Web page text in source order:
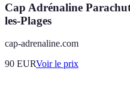
Cap Adrénaline
les-Plages
cap-adrenaline.com
90 EURVoir le prix